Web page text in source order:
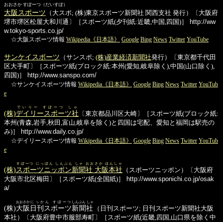
おおさか すぽーつ（だいすぽ）
大阪スポーツ （大スポ; (株)東京スポーツ新聞社 関西支社 発行）〔大阪府
堺市堺区松屋大和川通〕［スポーツ紙(夕刊紙:近畿,中国,四国)］
http://ww
w.tokyo-sports.co.jp/
☆大阪スポーツ情報 Wikipedia《日本語》 Google Bing News Twitter YouTube
サンケイスポーツ （サンスポ; (株)産業経済新聞社発行）〔東京都千代田
区大手町〕［スポーツ紙(ブロック紙:本州(愛知,岐阜除く),中国(山口除く),
四国)］
http://www.sanspo.com/
☆サンケイスポーツ情報 Wikipedia《日本語》 Google Bing News Twitter YouTub
e
(株)デイリースポーツ社
でいりー すぽーつ しゃ
〔東京都品川区大崎〕［スポーツ紙(ブロック紙:
本州(青森,岩手,秋田,富山,岐阜を除く)と四国は宅配、愛知と福岡は駅売の
み)］
http://www.daily.co.jp/
☆デイリースポーツ情報 Wikipedia《日本語》 Google Bing News Twitter YouTub
e
(株)スポーツニッポン新聞社 大阪本社
すぽーつ にっぽん しんぶん しゃ おおさか ほんしゃ
（スポーツニッポン）〔大阪府
大阪市北区梅田〕［スポーツ紙(全国紙)］
http://www.sponichi.co.jp/osak
a/
(株)大阪
おおさか
日刊スポーツ
にっかん すぽーつ
新聞社
しんぶん しゃ
（日刊スポーツ; 日刊スポーツ新聞社大阪
本社）〔大阪府豊中市服部寿町〕［スポーツ紙(近畿,四国,山口県を除く中